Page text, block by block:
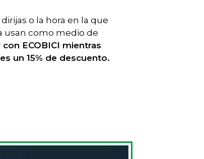
o la hora en la que
usan como medio de
ECOBICI mientras
un 15% de descuento.